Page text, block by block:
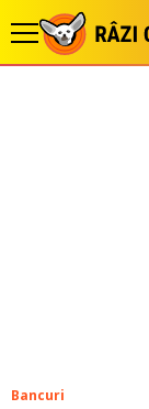
Bancuri